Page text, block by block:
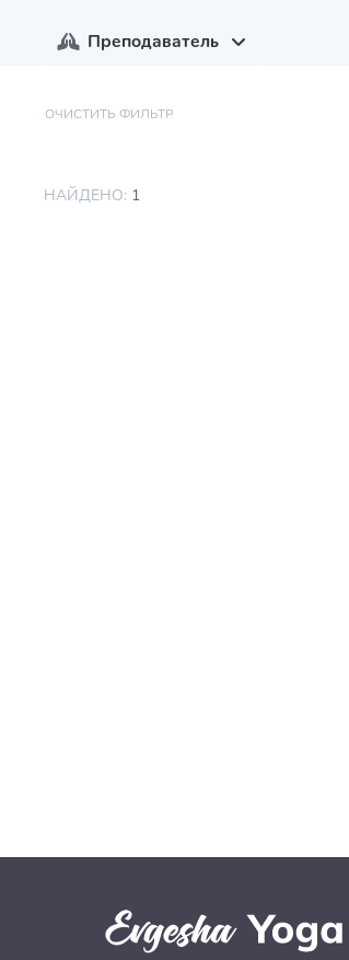
Преподаватель
ОЧИСТИТЬ ФИЛЬТР
НАЙДЕНО: 1